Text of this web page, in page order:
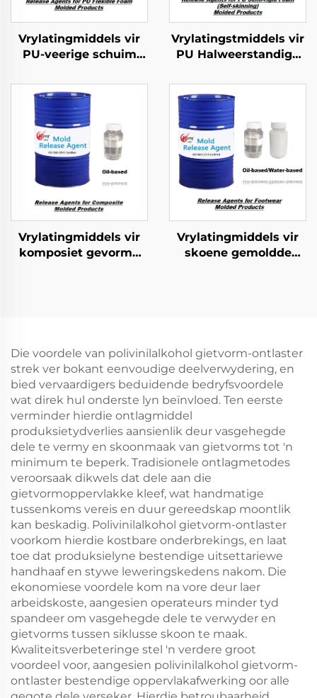
Vrylatingmiddels vir
PU-veerige schuim
Vrylatingstmiddels vir
PU Halweerstandige
Produkte
Vrylatingmiddels vir
komposiet gevorme
Vrylatingmiddels vir
skoene gemoldde
Die voordele van polivinilalkohol gietvorm-ontlaster
strek ver bokant eenvoudige deelverwydering, en
bied vervaardigers beduidende bedryfsvoordele
wat direk hul onderste lyn beïnvloed. Ten eerste
verminder hierdie ontlagmiddel
produksietydverlies aansienlik deur vasgehegde
dele te vermy en skoonmaak van gietvorms tot 'n
minimum te beperk. Tradisionele ontlagmetodes
veroorsaak dikwels dat dele aan die
gietvormoppervlakke kleef, wat handmatige
tussenkoms vereis en duur gereedskap moontlik
kan beskadig. Polivinilalkohol gietvorm-ontlaster
voorkom hierdie kostbare onderbrekings, en laat
toe dat produksielyne bestendige uitsettariewe
handhaaf en stywe leweringskedens nakom. Die
ekonomiese voordele kom na vore deur laer
arbeidskoste, aangesien operateurs minder tyd
spandeer om vasgehegde dele te verwyder en
gietvorms tussen siklusse skoon te maak.
Kwaliteitsverbeteringe stel 'n verdere groot
voordeel voor, aangesien polivinilalkohol gietvorm-
ontlaster bestendige oppervlakafwerking oor alle